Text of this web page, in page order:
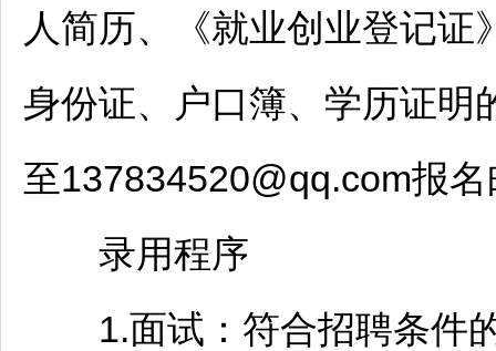
人简历、《就业创业登记
身份证、户口簿、学历证明
至137834520@qq.com报
录用程序
1.面试：符合招聘条件